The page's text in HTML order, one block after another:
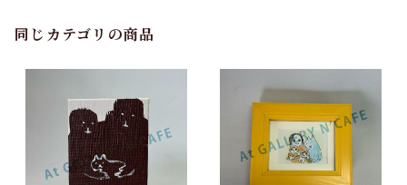
同じカテゴリの商品